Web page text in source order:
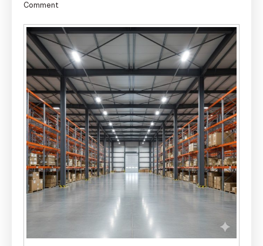
Comment
Kontraktor
Gudang
Ponorogo
|
Jasa
Bangun
Gudang
Ponorogo
–
Djava
Lumintu
Panen